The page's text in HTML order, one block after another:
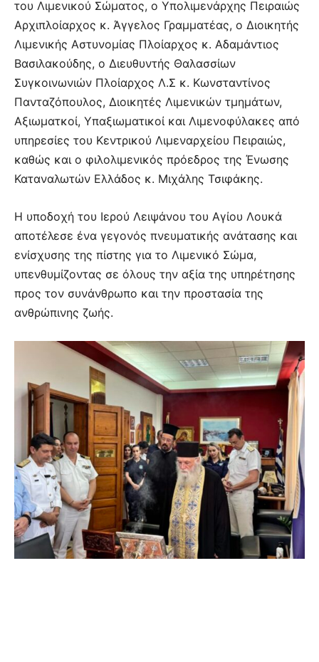
του Λιμενικού Σώματος, ο Υπολιμενάρχης Πειραιώς
Αρχιπλοίαρχος κ. Άγγελος Γραμματέας, ο Διοικητής
Λιμενικής Αστυνομίας Πλοίαρχος κ. Αδαμάντιος
Βασιλακούδης, ο Διευθυντής Θαλασσίων
Συγκοινωνιών Πλοίαρχος Λ.Σ κ. Κωνσταντίνος
Πανταζόπουλος, Διοικητές Λιμενικών τμημάτων,
Αξιωματκοί, Υπαξιωματικοί και Λιμενοφύλακες από
υπηρεσίες του Κεντρικού Λιμεναρχείου Πειραιώς,
καθώς και ο φιλολιμενικός πρόεδρος της Ένωσης
Καταναλωτών Ελλάδος κ. Μιχάλης Τσιφάκης.
Η υποδοχή του Ιερού Λειψάνου του Αγίου Λουκά
αποτέλεσε ένα γεγονός πνευματικής ανάτασης και
ενίσχυσης της πίστης για το Λιμενικό Σώμα,
υπενθυμίζοντας σε όλους την αξία της υπηρέτησης
προς τον συνάνθρωπο και την προστασία της
ανθρώπινης ζωής.